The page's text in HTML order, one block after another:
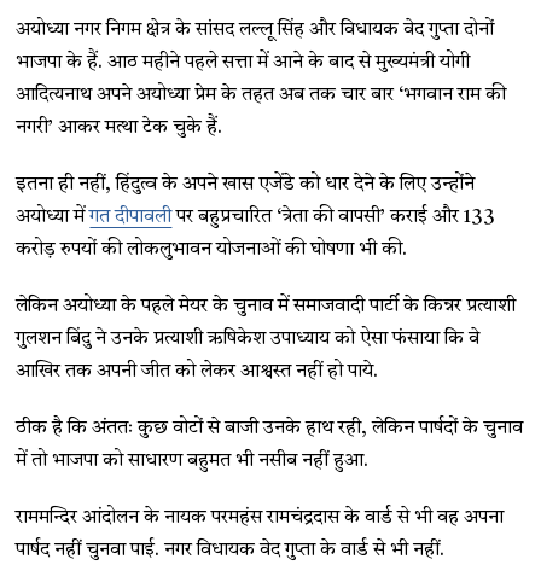
अयोध्या नगर निगम क्षेत्र के सांसद लल्लू सिंह और विधायक वेद गुप्ता दोनों
भाजपा के हैं. आठ महीने पहले सत्ता में आने के बाद से मुख्यमंत्री योगी
आदित्यनाथ अपने अयोध्या प्रेम के तहत अब तक चार बार ‘भगवान राम की
नगरी’ आकर मत्था टेक चुके हैं.
इतना ही नहीं, हिंदुत्व के अपने खास एजेंडे को धार देने के लिए उन्होंने
अयोध्या मेंगत दीपावलीपर बहुप्रचारित ‘त्रेता की वापसी’ कराई और 133
करोड़ रुपयों की लोकलुभावन योजनाओं की घोषणा भी की.
लेकिन अयोध्या के पहले मेयर के चुनाव में समाजवादी पार्टी के किन्नर प्रत्याशी
गुलशन बिंदु ने उनके प्रत्याशी ऋषिकेश उपाध्याय को ऐसा फंसाया कि वे
आखिर तक अपनी जीत को लेकर आश्वस्त नहीं हो पाये.
ठीक है कि अंततः कुछ वोटों से बाजी उनके हाथ रही, लेकिन पार्षदों के चुनाव
में तो भाजपा को साधारण बहुमत भी नसीब नहीं हुआ.
राममन्दिर आंदोलन के नायक परमहंस रामचंद्रदास के वार्ड से भी वह अपना
पार्षद नहीं चुनवा पाई. नगर विधायक वेद गुप्ता के वार्ड से भी नहीं.